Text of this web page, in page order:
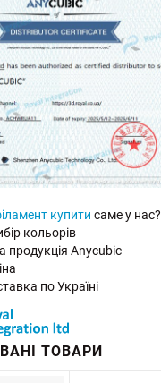
купити саме у нас?
кольорів
продукція Anycubic
по Україні
ТОВАРИ